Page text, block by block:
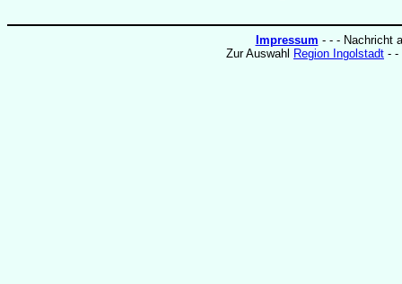
Impressum - - - Nachricht
Zur Auswahl Region Ingolstadt - -